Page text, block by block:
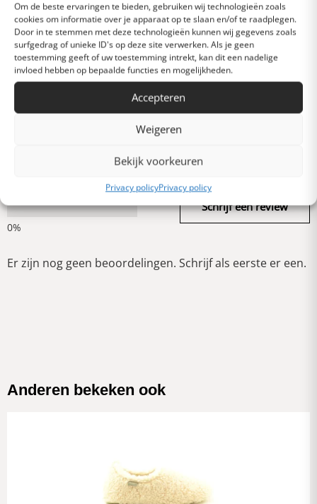
Om de beste ervaringen te bieden, gebruiken wij technologieën zoals
cookies om informatie over je apparaat op te slaan en/of te raadplegen.
Door in te stemmen met deze technologieën kunnen wij gegevens zoals
surfgedrag of unieke ID's op deze site verwerken. Als je geen
toestemming geeft of uw toestemming intrekt, kan dit een nadelige
invloed hebben op bepaalde functies en mogelijkheden.
Accepteren
Weigeren
Bekijk voorkeuren
Privacy policyPrivacy policy
Uitstekend
Heel goed
Schrijf een review
Er zijn nog geen beoordelingen. Schrijf als eerste er een.
Anderen bekeken ook